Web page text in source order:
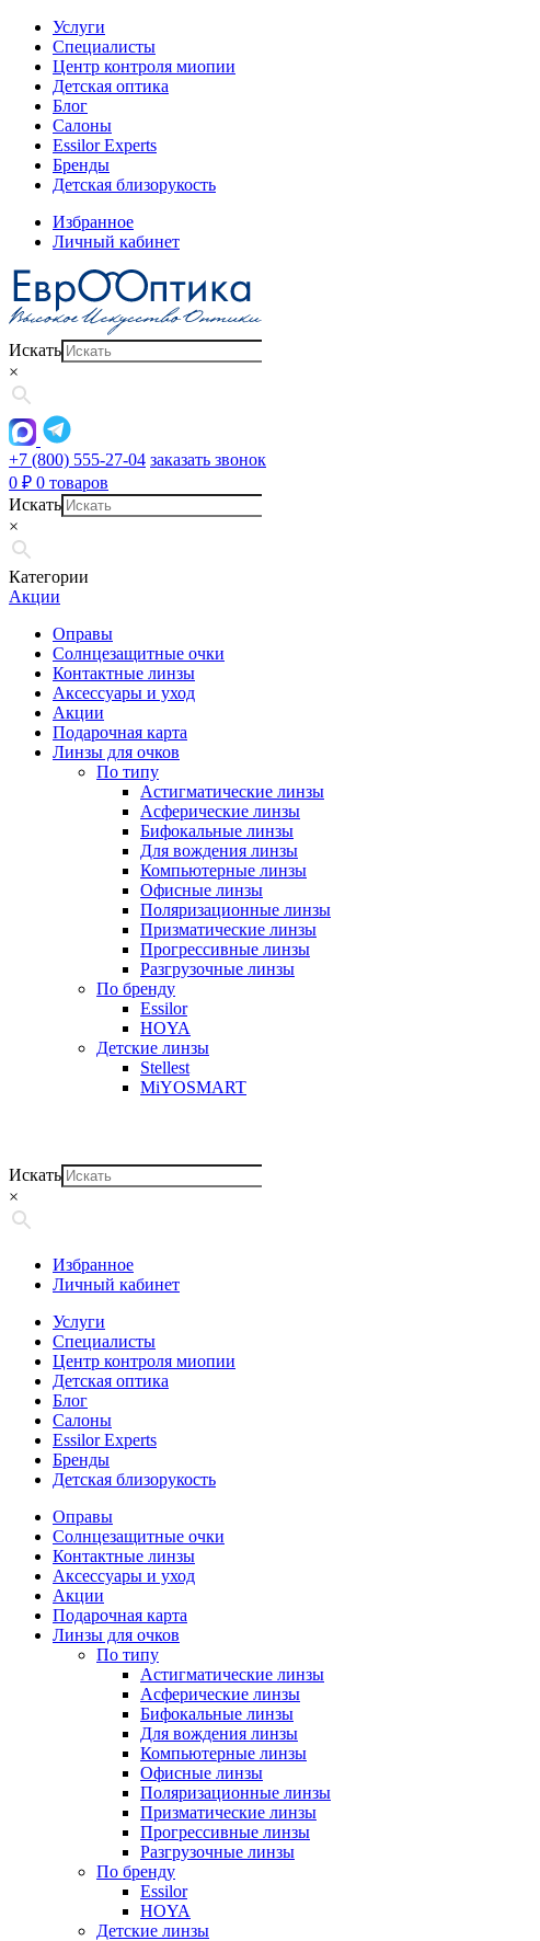
Услуги
Специалисты
Центр контроля миопии
Детская оптика
Блог
Салоны
Essilor Experts
Бренды
Детская близорукость
Избранное
Личный кабинет
Искать
×
+7 (800) 555-27-04 заказать звонок
0 ₽ 0 товаров
Искать
×
Категории
Акции
Оправы
Солнцезащитные очки
Контактные линзы
Аксессуары и уход
Акции
Подарочная карта
Линзы для очков
По типу
Астигматические линзы
Асферические линзы
Бифокальные линзы
Для вождения линзы
Компьютерные линзы
Офисные линзы
Поляризационные линзы
Призматические линзы
Прогрессивные линзы
Разгрузочные линзы
По бренду
Essilor
HOYA
Детские линзы
Stellest
MiYOSMART
Искать
×
Избранное
Личный кабинет
Услуги
Специалисты
Центр контроля миопии
Детская оптика
Блог
Салоны
Essilor Experts
Бренды
Детская близорукость
Оправы
Солнцезащитные очки
Контактные линзы
Аксессуары и уход
Акции
Подарочная карта
Линзы для очков
По типу
Астигматические линзы
Асферические линзы
Бифокальные линзы
Для вождения линзы
Компьютерные линзы
Офисные линзы
Поляризационные линзы
Призматические линзы
Прогрессивные линзы
Разгрузочные линзы
По бренду
Essilor
HOYA
Детские линзы